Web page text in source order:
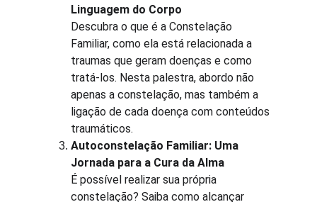
Linguagem do Corpo
Descubra o que é a Constelação
Familiar, como ela está relacionada a
traumas que geram doenças e como
tratá-los. Nesta palestra, abordo não
apenas a constelação, mas também a
ligação de cada doença com conteúdos
traumáticos.
Autoconstelação Familiar: Uma
Jornada para a Cura da Alma
É possível realizar sua própria
constelação? Saiba como alcançar